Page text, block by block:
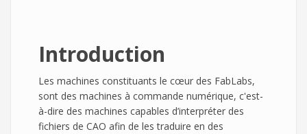
Introduction
Les machines constituants le cœur des FabLabs,
sont des machines à commande numérique, c'est-
à-dire des machines capables d’interpréter des
fichiers de CAO afin de les traduire en des